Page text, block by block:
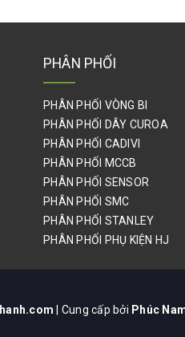
PHÂN PHỐI
PHÂN PHỐI VÒNG BI
PHÂN PHỐI DÂY CUROA
PHÂN PHỐI CADIVI
PHÂN PHỐI MCCB
PHÂN PHỐI SENSOR
PHÂN PHỐI SMC
PHÂN PHỐI STANLEY
PHÂN PHỐI PHỤ KIỆN HJ
| Cung cấp bởi Phúc